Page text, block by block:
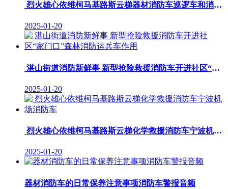
烈火雄心依维柯马基路斯云梯器材消防车巡逻车和消防车
2025-01-20
湛山街道消防新鲜事 新型抢险救援消防车开进社区“家门口”森林消防运兵车作用
2025-01-20
烈火雄心依维柯马基路斯云梯化学救援消防车宁波机场消防车
2025-01-20
器材消防车的日常保养注意事项消防车警报音频